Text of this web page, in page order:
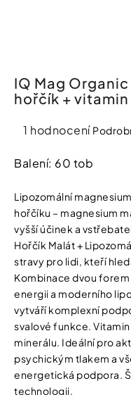
prostředky
Péče
Domácnost
Pro
koho
Vybírejte
podle
potřeby
Vánoce
Průměrné
produktu
5,0
z
5
hvězdiček.
1 hodnocení
IQ Mag
hořčík + vitamin
Balení: 60 tob
Lipozomální
hořčíku – magnesium
vyšší účinek a
Hořčík Malát +
stravy pro lidi, kteří
Kombinace dvou
energii a moderního
vytváří komplexní
svalové funkce.
minerálu. Ideální pro
psychickým tlakem a
energetická podpora.
technologii.
HLEDAT
D
p
o
r
u
č
u
j
m
e
NATURPRODUKT
IZOFET
SLIM
ŠUMIVÉ